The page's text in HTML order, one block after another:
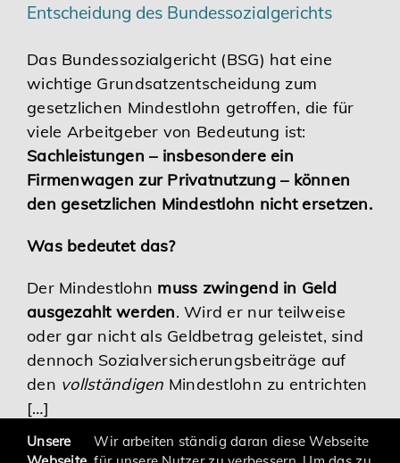
Karriere
Services
Entscheidung des Bundessozialgerichts
Das Bundessozialgericht (BSG) hat eine
wichtige Grundsatzentscheidung zum
gesetzlichen Mindestlohn getroffen, die für
viele Arbeitgeber von Bedeutung ist:
Sachleistungen – insbesondere ein
Firmenwagen zur Privatnutzung – können
den gesetzlichen Mindestlohn nicht ersetzen.
Was bedeutet das?
Der Mindestlohn muss zwingend in Geld
ausgezahlt werden. Wird er nur teilweise
oder gar nicht als Geldbetrag geleistet, sind
dennoch Sozialversicherungsbeiträge auf
den vollständigen Mindestlohn zu entrichten
[…]
Unsere
Wir arbeiten ständig daran diese Webseite